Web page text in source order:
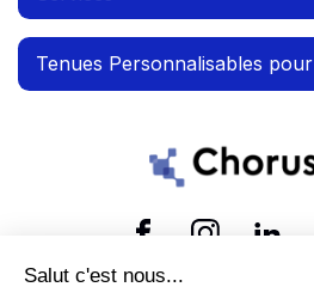
Tenues Personnalisables pour
Salut c'est nous...